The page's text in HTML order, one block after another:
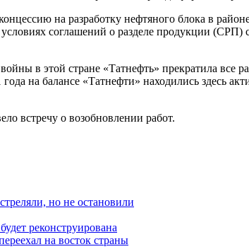
на разработку нефтяного блока в
условиях соглашений о разделе продукции
в этой стране «Татнефть» прекратила
на балансе «Татнефти» находились здесь
встречу о возобновлении работ.
но не остановили
реконструирована
на восток страны